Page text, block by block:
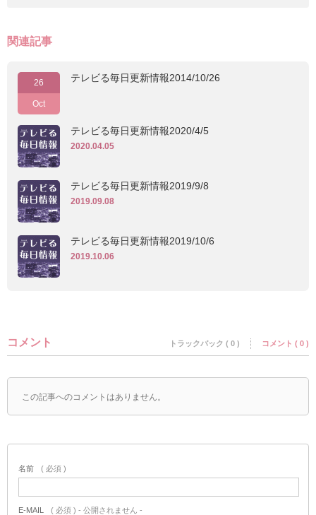
関連記事
26
Oct
テレビる毎日更新情報2014/10/26
テレビる毎日更新情報2020/4/5
2020.04.05
テレビる毎日更新情報2019/9/8
2019.09.08
テレビる毎日更新情報2019/10/6
2019.10.06
コメント トラックバック ( 0 ) コメント ( 0 )
この記事へのコメントはありません。
名前 ( 必須 )
E-MAIL ( 必須 ) - 公開されません -